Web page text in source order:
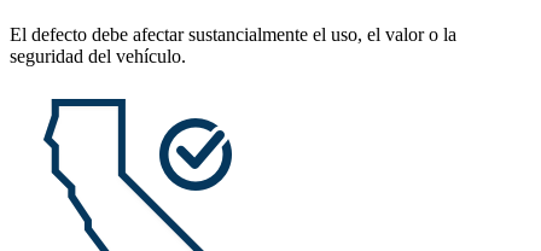
El defecto debe afectar sustancialmente el uso, el valor o la
seguridad del vehículo.